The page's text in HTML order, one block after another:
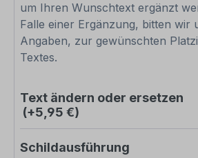
um Ihren Wunschtext ergänzt
Falle einer Ergänzung, bitten wir
Angaben, zur gewünschten
Textes.
Text ändern oder ersetzen
(+5,95 €)
Schildausführung